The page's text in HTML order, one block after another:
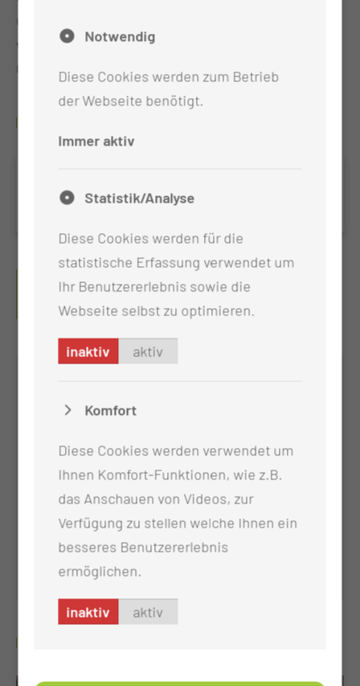
unseren Partnerdisziplinen liegt uns der enge und
vertrauensvolle Umgang mit Ihnen für Ihre
Gesundheit besonders am Herzen.
Allgemein- und Viszeralchirurgie
UNSERE ZERTIFIZIERTEN
ZENTREN
Viszeralonkologisches Zentrum
Notwendig
Diese Cookies werden zum Betrieb
der Webseite benötigt.
Immer aktiv
Statistik/Analyse
Diese Cookies werden für die
statistische Erfassung verwendet um
Ihr Benutzererlebnis sowie die
Webseite selbst zu optimieren.
inaktiv aktiv
Komfort
Diese Cookies werden verwendet um
Ihnen Komfort-Funktionen, wie z.B.
das Anschauen von Videos, zur
Verfügung zu stellen welche Ihnen ein
besseres Benutzererlebnis
ermöglichen.
inaktiv aktiv